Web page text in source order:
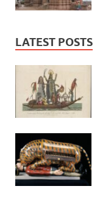
LATEST POSTS